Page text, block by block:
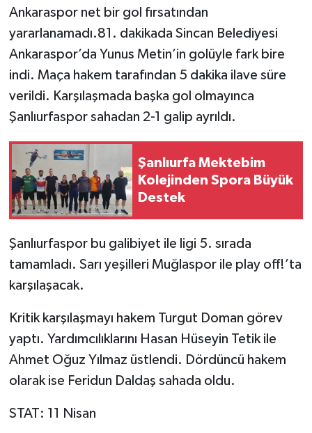
Ankaraspor net bir gol fırsatından
yararlanamadı.81. dakikada Sincan Belediyesi
Ankaraspor’da Yunus Metin’in golüyle fark bire
indi. Maça hakem tarafından 5 dakika ilave süre
verildi. Karşılaşmada başka gol olmayınca
Şanlıurfaspor sahadan 2-1 galip ayrıldı.
Şanlıurfa Mektebim
Kolejinden Spora Büyük
Destek
Şanlıurfaspor bu galibiyet ile ligi 5. sırada
tamamladı. Sarı yeşilleri Muğlaspor ile play off!’ta
karşılaşacak.
Kritik karşılaşmayı hakem Turgut Doman görev
yaptı. Yardımcılıklarını Hasan Hüseyin Tetik ile
Ahmet Oğuz Yılmaz üstlendi. Dördüncü hakem
olarak ise Feridun Daldaş sahada oldu.
STAT: 11 Nisan